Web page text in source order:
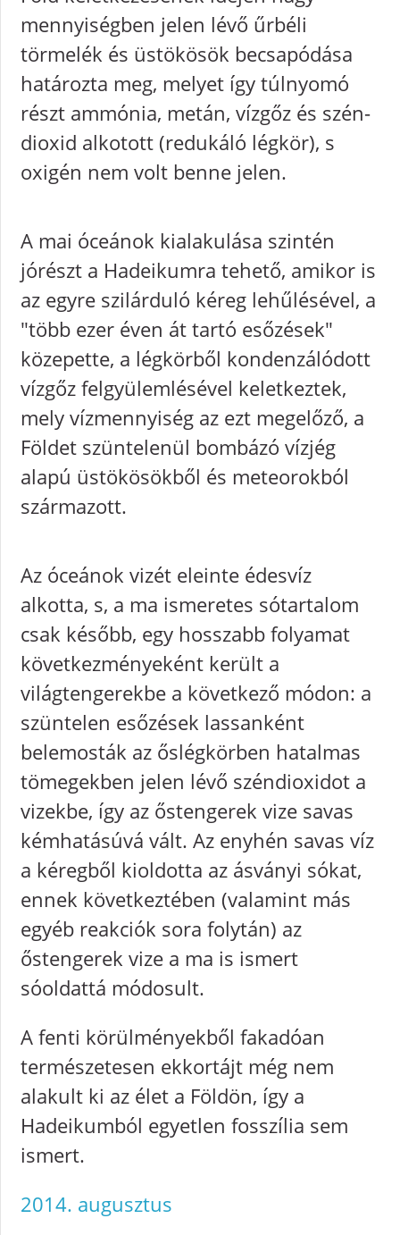
mennyiségben jelen lévő űrbéli
törmelék és üstökösök becsapódása
határozta meg, melyet így túlnyomó
részt ammónia, metán, vízgőz és szén-
dioxid alkotott (redukáló légkör), s
oxigén nem volt benne jelen.
A mai óceánok kialakulása szintén
jórészt a Hadeikumra tehető, amikor is
az egyre szilárduló kéreg lehűlésével, a
"több ezer éven át tartó esőzések"
közepette, a légkörből kondenzálódott
vízgőz felgyülemlésével keletkeztek,
mely vízmennyiség az ezt megelőző, a
Földet szüntelenül bombázó vízjég
alapú üstökösökből és meteorokból
származott.
Az óceánok vizét eleinte édesvíz
alkotta, s, a ma ismeretes sótartalom
csak később, egy hosszabb folyamat
következményeként került a
világtengerekbe a következő módon: a
szüntelen esőzések lassanként
belemosták az őslégkörben hatalmas
tömegekben jelen lévő széndioxidot a
vizekbe, így az őstengerek vize savas
kémhatásúvá vált. Az enyhén savas víz
a kéregből kioldotta az ásványi sókat,
ennek következtében (valamint más
egyéb reakciók sora folytán) az
őstengerek vize a ma is ismert
sóoldattá módosult.
A fenti körülményekből fakadóan
természetesen ekkortájt még nem
alakult ki az élet a Földön, így a
Hadeikumból egyetlen fosszília sem
ismert.
2014. augusztus